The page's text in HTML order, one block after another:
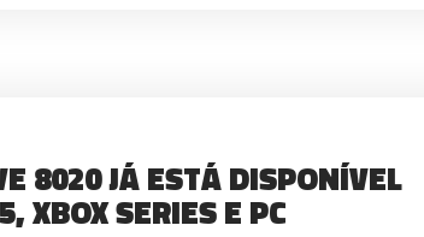
8020 JÁ ESTÁ DISPONÍVEL
XBOX SERIES E PC